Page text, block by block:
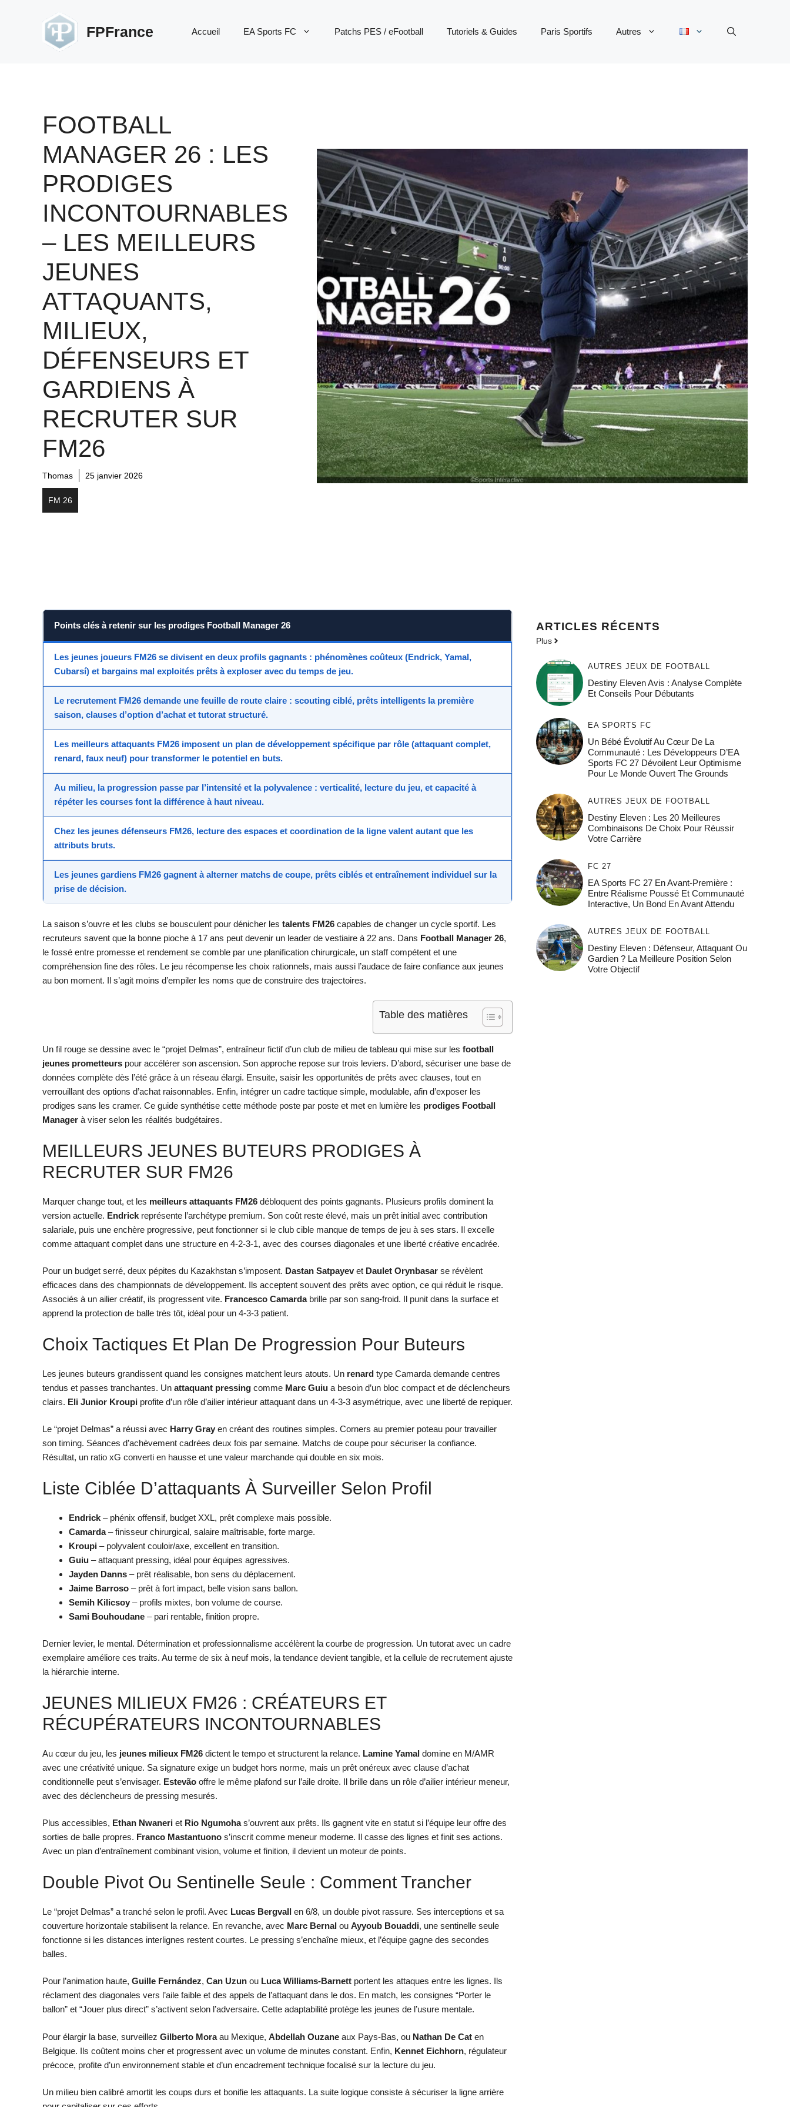
FPFrance Accueil EA Sports FC Patchs PES / eFootball Tutoriels & Guides Paris Sportifs Autres
FOOTBALL
MANAGER 26 : LES
PRODIGES
INCONTOURNABLES
– LES MEILLEURS
JEUNES
ATTAQUANTS,
MILIEUX,
DÉFENSEURS ET
GARDIENS À
RECRUTER SUR
FM26
Thomas 25 janvier 2026
FM 26
Points clés à retenir sur les prodiges Football Manager 26
Les jeunes joueurs FM26 se divisent en deux profils gagnants : phénomènes coûteux (Endrick, Yamal,
Cubarsí) et bargains mal exploités prêts à exploser avec du temps de jeu.
Le recrutement FM26 demande une feuille de route claire : scouting ciblé, prêts intelligents la première
saison, clauses d’option d’achat et tutorat structuré.
Les meilleurs attaquants FM26 imposent un plan de développement spécifique par rôle (attaquant complet,
renard, faux neuf) pour transformer le potentiel en buts.
Au milieu, la progression passe par l’intensité et la polyvalence : verticalité, lecture du jeu, et capacité à
répéter les courses font la différence à haut niveau.
Chez les jeunes défenseurs FM26, lecture des espaces et coordination de la ligne valent autant que les
attributs bruts.
Les jeunes gardiens FM26 gagnent à alterner matchs de coupe, prêts ciblés et entraînement individuel sur la
prise de décision.
La saison s’ouvre et les clubs se bousculent pour dénicher les talents FM26 capables de changer un cycle sportif. Les
recruteurs savent que la bonne pioche à 17 ans peut devenir un leader de vestiaire à 22 ans. Dans Football Manager 26,
le fossé entre promesse et rendement se comble par une planification chirurgicale, un staff compétent et une
compréhension fine des rôles. Le jeu récompense les choix rationnels, mais aussi l’audace de faire confiance aux jeunes
au bon moment. Il s’agit moins d’empiler les noms que de construire des trajectoires.
Table des matières
Un fil rouge se dessine avec le “projet Delmas”, entraîneur fictif d’un club de milieu de tableau qui mise sur les football
jeunes prometteurs pour accélérer son ascension. Son approche repose sur trois leviers. D’abord, sécuriser une base de
données complète dès l’été grâce à un réseau élargi. Ensuite, saisir les opportunités de prêts avec clauses, tout en
verrouillant des options d’achat raisonnables. Enfin, intégrer un cadre tactique simple, modulable, afin d’exposer les
prodiges sans les cramer. Ce guide synthétise cette méthode poste par poste et met en lumière les prodiges Football
Manager à viser selon les réalités budgétaires.
MEILLEURS JEUNES BUTEURS PRODIGES À
RECRUTER SUR FM26
Marquer change tout, et les meilleurs attaquants FM26 débloquent des points gagnants. Plusieurs profils dominent la
version actuelle. Endrick représente l’archétype premium. Son coût reste élevé, mais un prêt initial avec contribution
salariale, puis une enchère progressive, peut fonctionner si le club cible manque de temps de jeu à ses stars. Il excelle
comme attaquant complet dans une structure en 4-2-3-1, avec des courses diagonales et une liberté créative encadrée.
Pour un budget serré, deux pépites du Kazakhstan s’imposent. Dastan Satpayevet Daulet Orynbasar se révèlent
efficaces dans des championnats de développement. Ils acceptent souvent des prêts avec option, ce qui réduit le risque.
Associés à un ailier créatif, ils progressent vite. Francesco Camardabrille par son sang-froid. Il punit dans la surface et
apprend la protection de balle très tôt, idéal pour un 4-3-3 patient.
Choix Tactiques Et Plan De Progression Pour Buteurs
Les jeunes buteurs grandissent quand les consignes matchent leurs atouts. Un renard type Camarda demande centres
tendus et passes tranchantes. Un attaquant pressing comme Marc Guiu a besoin d’un bloc compact et de déclencheurs
clairs. Eli Junior Kroupi profite d’un rôle d’ailier intérieur attaquant dans un 4-3-3 asymétrique, avec une liberté de repiquer.
Le “projet Delmas” a réussi avec Harry Gray en créant des routines simples. Corners au premier poteau pour travailler
son timing. Séances d’achèvement cadrées deux fois par semaine. Matchs de coupe pour sécuriser la confiance.
Résultat, un ratio xG converti en hausse et une valeur marchande qui double en six mois.
Liste Ciblée D’attaquants À Surveiller Selon Profil
Endrick – phénix offensif, budget XXL, prêt complexe mais possible.
Camarda– finisseur chirurgical, salaire maîtrisable, forte marge.
Kroupi – polyvalent couloir/axe, excellent en transition.
Guiu – attaquant pressing, idéal pour équipes agressives.
Jayden Danns – prêt réalisable, bon sens du déplacement.
Jaime Barroso – prêt à fort impact, belle vision sans ballon.
Semih Kilicsoy – profils mixtes, bon volume de course.
Sami Bouhoudane – pari rentable, finition propre.
Dernier levier, le mental. Détermination et professionnalisme accélèrent la courbe de progression. Un tutorat avec un cadre
exemplaire améliore ces traits. Au terme de six à neuf mois, la tendance devient tangible, et la cellule de recrutement ajuste
la hiérarchie interne.
JEUNES MILIEUX FM26 : CRÉATEURS ET
RÉCUPÉRATEURS INCONTOURNABLES
Au cœur du jeu, les jeunes milieux FM26 dictent le tempo et structurent la relance. Lamine Yamal domine en M/AMR
avec une créativité unique. Sa signature exige un budget hors norme, mais un prêt onéreux avec clause d’achat
conditionnelle peut s’envisager. Estevão offre le même plafond sur l’aile droite. Il brille dans un rôle d’ailier intérieur meneur,
avec des déclencheurs de pressing mesurés.
Plus accessibles, Ethan Nwaneri et Rio Ngumohas’ouvrent aux prêts. Ils gagnent vite en statut si l’équipe leur offre des
sorties de balle propres. Franco Mastantuono s’inscrit comme meneur moderne. Il casse des lignes et finit ses actions.
Avec un plan d’entraînement combinant vision, volume et finition, il devient un moteur de points.
Double Pivot Ou Sentinelle Seule : Comment Trancher
Le “projet Delmas” a tranché selon le profil. Avec Lucas Bergvall en 6/8, un double pivot rassure. Ses interceptions et sa
couverture horizontale stabilisent la relance. En revanche, avec Marc Bernal ou Ayyoub Bouaddi, une sentinelle seule
fonctionne si les distances interlignes restent courtes. Le pressing s’enchaîne mieux, et l’équipe gagne des secondes
balles.
Pour l’animation haute, Guille Fernández, Can Uzun ou Luca Williams-Barnett portent les attaques entre les lignes. Ils
réclament des diagonales vers l’aile faible et des appels de l’attaquant dans le dos. En match, les consignes “Porter le
ballon” et “Jouer plus direct” s’activent selon l’adversaire. Cette adaptabilité protège les jeunes de l’usure mentale.
Pour élargir la base, surveillez Gilberto Moraau Mexique, Abdellah Ouzane aux Pays-Bas, ou Nathan De Cat en
Belgique. Ils coûtent moins cher et progressent avec un volume de minutes constant. Enfin, Kennet Eichhorn, régulateur
précoce, profite d’un environnement stable et d’un encadrement technique focalisé sur la lecture du jeu.
Un milieu bien calibré amortit les coups durs et bonifie les attaquants. La suite logique consiste à sécuriser la ligne arrière
ARTICLES RÉCENTS
Plus
AUTRES JEUX DE FOOTBALL
Destiny Eleven Avis : Analyse Complète
Et Conseils Pour Débutants
EA SPORTS FC
Un Bébé Évolutif Au Cœur De La
Communauté : Les Développeurs D’EA
Sports FC 27 Dévoilent Leur Optimisme
Pour Le Monde Ouvert The Grounds
AUTRES JEUX DE FOOTBALL
Destiny Eleven : Les 20 Meilleures
Combinaisons De Choix Pour Réussir
Votre Carrière
FC 27
EA Sports FC 27 En Avant-Première :
Entre Réalisme Poussé Et Communauté
Interactive, Un Bond En Avant Attendu
AUTRES JEUX DE FOOTBALL
Destiny Eleven : Défenseur, Attaquant Ou
Gardien ? La Meilleure Position Selon
Votre Objectif